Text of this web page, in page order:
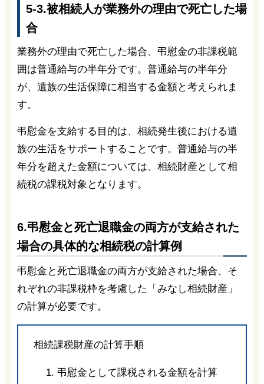
5-3.被相続人が業務外の理由で死亡した場
合
業務外の理由で死亡した場合、弔慰金の非課税範
囲は普通給与の半年分です。普通給与の半年分
が、遺族の生活保障に相当する金額と考えられま
す。
弔慰金を支給する目的は、相続発生後における遺
族の生活をサポートすることです。普通給与の半
年分を超えた金額については、相続財産として相
続税の課税対象となります。
6.弔慰金と死亡退職金の両方が支給された
場合の具体的な相続税の計算例
弔慰金と死亡退職金の両方が支給された場合、そ
れぞれの非課税枠を考慮した「みなし相続財産」
の計算が必要です。
相続課税財産の計算手順
弔慰金として課税される金額を計算